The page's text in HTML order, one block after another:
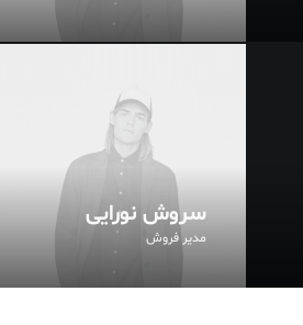
سروش نورایی
مدیر فروش